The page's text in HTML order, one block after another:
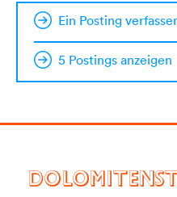
Ein Posting
5 Postings anzeigen